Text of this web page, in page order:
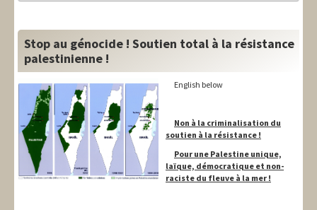
Stop au génocide ! Soutien total à la résistance
palestinienne !
English below
Non à la criminalisation du
soutien à la résistance !
Pour une Palestine unique,
laïque, démocratique et non-
raciste du fleuve à la mer !